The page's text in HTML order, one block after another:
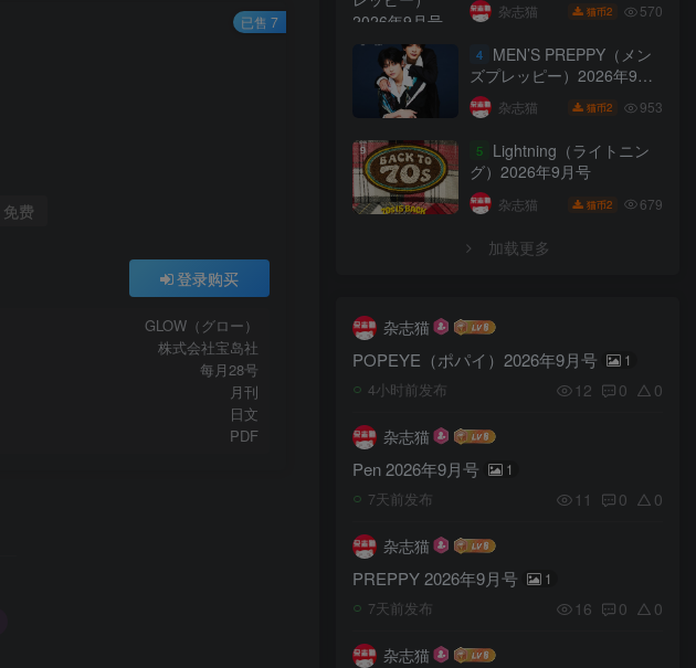
免费
登录购买
GLOW（グロー）
株式会社宝岛社
每月28号
月刊
日文
PDF
已售 7
杂志猫 猫币2 570
4
MEN’S PREPPY（メン
ズプレッピー）2026年9月
号
杂志猫 猫币2 953
5
Lightning（ライトニン
グ）2026年9月号
杂志猫 猫币2 679
加载更多
杂志猫
POPEYE（ポパイ）2026年9月号 1
4小时前发布 12 0 0
杂志猫
Pen 2026年9月号 1
7天前发布 11 0 0
杂志猫
PREPPY 2026年9月号 1
7天前发布 16 0 0
杂志猫